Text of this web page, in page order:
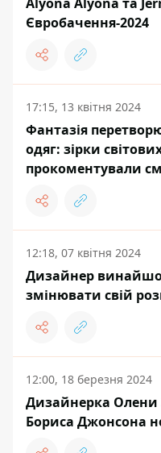
Євробачення-2024
17:15, 13 квітня 2024
Фантазія
одяг: зірки
прокоментували
12:18, 07 квітня 2024
Дизайнер
змінювати свій
12:00, 18 березня 2024
Дизайнерка Олени
Бориса Джонсона